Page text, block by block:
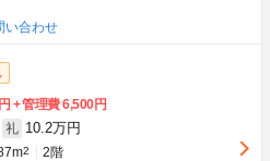
い合わせ
管理費6,500円
礼 10.2万円
2 2階